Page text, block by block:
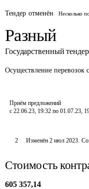
Тендер отменён Несколько
Разный
Государственный тендер
Осуществление перевозок
Приём предложений
с 22.06.23, 19:32 по 01.07.23,
2 Изменён 2 июл 2023.
Стоимость
605 357,14